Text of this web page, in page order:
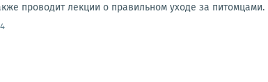
проводит лекции о правильном уходе за